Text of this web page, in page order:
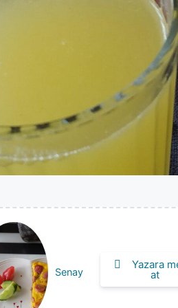
Senay
Yazara
at